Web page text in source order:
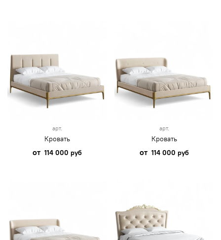
арт.
Кровать
от 114 000 руб
арт.
Кровать
от 114 000 руб